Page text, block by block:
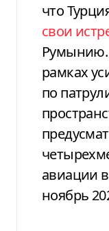
что
свои
Румынию.
рамках
по
авиации
ноябрь